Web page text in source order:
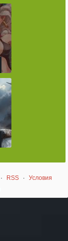
· RSS ·
Условия